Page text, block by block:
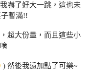
嚇了好大一跳，這也未
暫滿!!
超大份量，而且這些小
) 然後我還加點了可樂~